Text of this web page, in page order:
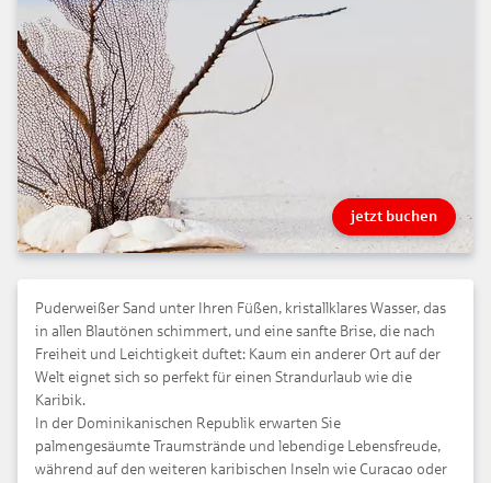
jetzt buchen
Puderweißer Sand unter Ihren Füßen, kristallklares Wasser, das
in allen Blautönen schimmert, und eine sanfte Brise, die nach
Freiheit und Leichtigkeit duftet: Kaum ein anderer Ort auf der
Welt eignet sich so perfekt für einen Strandurlaub wie die
Karibik.
In der Dominikanischen Republik erwarten Sie
palmengesäumte Traumstrände und lebendige Lebensfreude,
während auf den weiteren karibischen Inseln wie Curacao oder